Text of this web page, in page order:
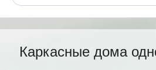
Каркасные дома